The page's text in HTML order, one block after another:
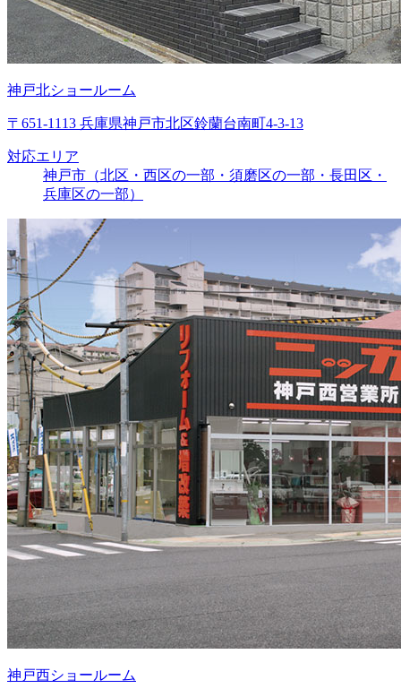
神戸北ショールーム
〒651-1113 兵庫県神戸市北区鈴蘭台南町4-3-13
対応エリア
神戸市（北区・西区の一部・須磨区の一部・長田区・
兵庫区の一部）
神戸西ショールーム